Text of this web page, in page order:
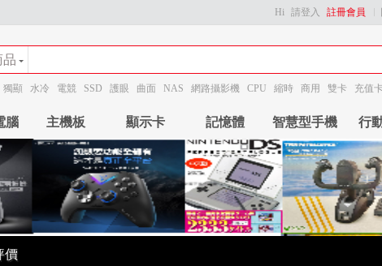
Hi 請登入 註冊會員
品
店
獨顯 水冷 電競 SSD 護眼 曲面 NAS 網路攝影機 CPU 縮時 商用 雙卡 充值
腦 主機板 顯示卡 記憶體 智慧型手機 行
價